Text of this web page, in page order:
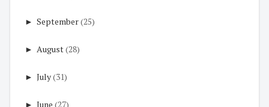
► September(25)
► August(28)
► July(31)
► June (27)